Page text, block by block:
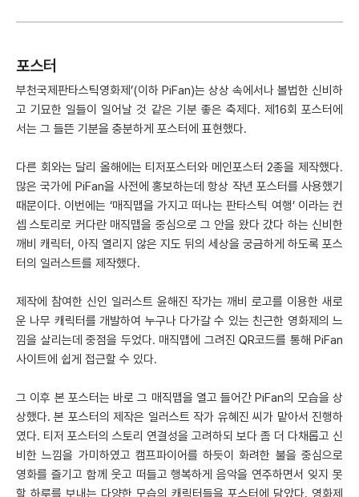
포스터
부천국제판타스틱영화제’(이하 PiFan)는 상상 속에서나 볼법한 신비하
고 기묘한 일들이 일어날 것 같은 기분 좋은 축제다. 제16회 포스터에
서는 그 들뜬 기분을 충분하게 포스터에 표현했다.
다른 회와는 달리 올해에는 티저포스터와 메인포스터 2종을 제작했다.
많은 국가에 PiFan을 사전에 홍보하는데 항상 작년 포스터를 사용했기
때문이다. 이번에는 ‘매직맵을 가지고 떠나는 판타스틱 여행’ 이라는 컨
셉 스토리로 커다란 매직맵을 중심으로 그 안을 왔다 갔다 하는 신비한
깨비 캐릭터, 아직 열리지 않은 지도 뒤의 세상을 궁금하게 하도록 포스
터의 일러스트를 제작했다.
제작에 참여한 신인 일러스트 윤해진 작가는 깨비 로고를 이용한 새로
운 나무 캐릭터를 개발하여 누구나 다가갈 수 있는 친근한 영화제의 느
낌을 살리는데 중점을 두었다. 매직맵에 그려진 QR코드를 통해 PiFan
사이트에 쉽게 접근할 수 있다.
그 이후 본 포스터는 바로 그 매직맵을 열고 들어간 PiFan의 모습을 상
상했다. 본 포스터의 제작은 일러스트 작가 유혜진 씨가 맡아서 진행하
였다. 티저 포스터의 스토리 연결성을 고려하되 보다 좀 더 다채롭고 신
비한 느낌을 가미하였고 캠프파이어를 하듯이 화려한 불을 중심으로
영화를 즐기고 함께 웃고 떠들고 행복하게 음악을 연주하면서 잊지 못
할 하루를 보내는 다양한 모습의 캐릭터들을 포스터에 담았다. 영화제